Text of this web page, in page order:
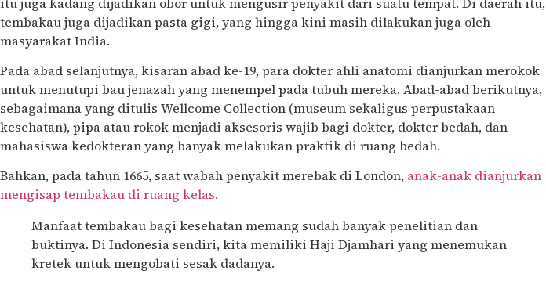
tembakau juga dijadikan pasta gigi, yang hingga kini masih dilakukan juga oleh
masyarakat India.
Pada abad selanjutnya, kisaran abad ke-19, para dokter ahli anatomi dianjurkan merokok
untuk menutupi bau jenazah yang menempel pada tubuh mereka. Abad-abad berikutnya,
sebagaimana yang ditulis Wellcome Collection (museum sekaligus perpustakaan
kesehatan), pipa atau rokok menjadi aksesoris wajib bagi dokter, dokter bedah, dan
mahasiswa kedokteran yang banyak melakukan praktik di ruang bedah.
Bahkan, pada tahun 1665, saat wabah penyakit merebak di London, anak-anak dianjurkan
mengisap tembakau di ruang kelas.
Manfaat tembakau bagi kesehatan memang sudah banyak penelitian dan
buktinya. Di Indonesia sendiri, kita memiliki Haji Djamhari yang menemukan
kretek untuk mengobati sesak dadanya.